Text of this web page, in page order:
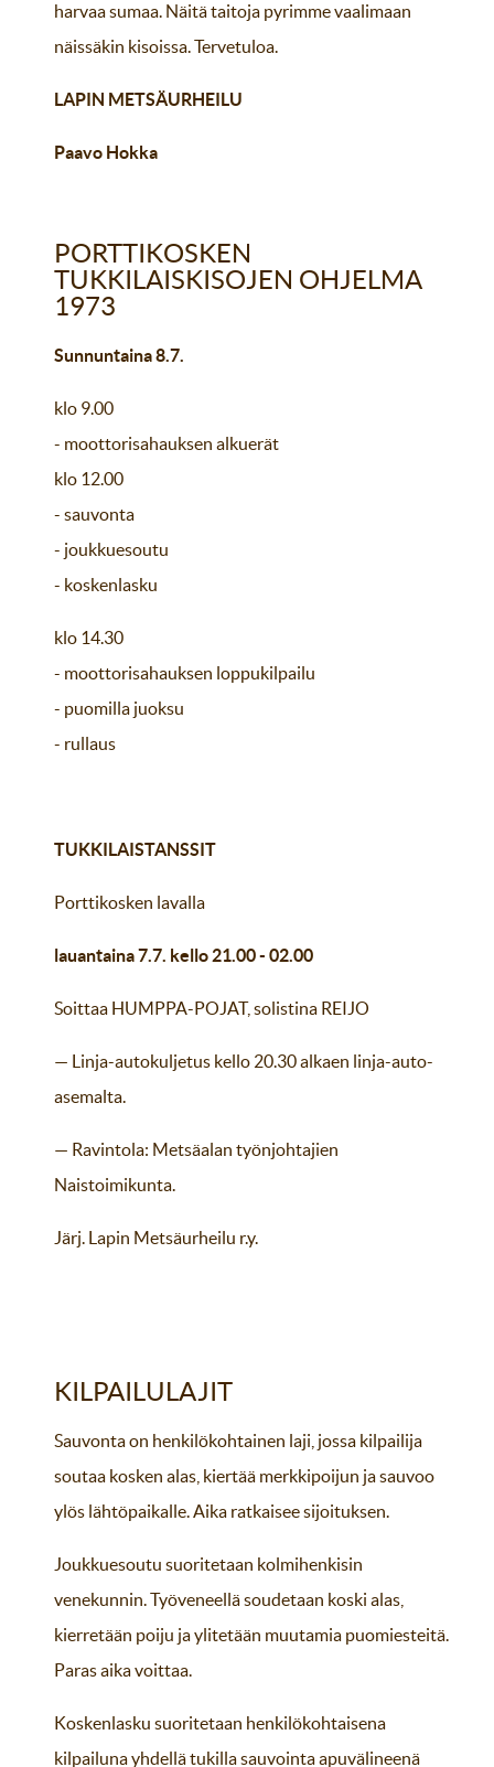
harvaa sumaa. Näitä taitoja pyrimme vaalimaan
näissäkin kisoissa. Tervetuloa.
LAPIN METSÄURHEILU
Paavo Hokka
PORTTIKOSKEN
TUKKILAISKISOJEN OHJELMA
1973
Sunnuntaina 8.7.
klo 9.00
- moottorisahauksen alkuerät
klo 12.00
- sauvonta
- joukkuesoutu
- koskenlasku
klo 14.30
- moottorisahauksen loppukilpailu
- puomilla juoksu
- rullaus
TUKKILAISTANSSIT
Porttikosken lavalla
lauantaina 7.7. kello 21.00 - 02.00
Soittaa HUMPPA-POJAT, solistina REIJO
— Linja-autokuljetus kello 20.30 alkaen linja-auto-
asemalta.
— Ravintola: Metsäalan työnjohtajien
Naistoimikunta.
Järj. Lapin Metsäurheilu r.y.
KILPAILULAJIT
Sauvonta on henkilökohtainen laji, jossa kilpailija
soutaa kosken alas, kiertää merkkipoijun ja sauvoo
ylös lähtöpaikalle. Aika ratkaisee sijoituksen.
Joukkuesoutu suoritetaan kolmihenkisin
venekunnin. Työveneellä soudetaan koski alas,
kierretään poiju ja ylitetään muutamia puomiesteitä.
Paras aika voittaa.
Koskenlasku suoritetaan henkilökohtaisena
kilpailuna yhdellä tukilla sauvointa apuvälineenä